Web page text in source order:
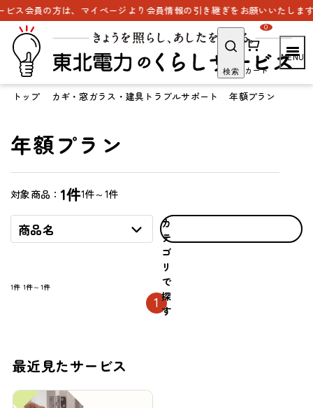
会員の方は、マイページより会員情報の引き継ぎをお願いいたします。
検索 カート
0
トップ カギ・窓ガラス・建具トラブルサポート 年額プラン
年額プラン
対象商品： 1件1件～1件
商品名
カ
テ
ゴ
リ
で
探
す
1件 1件～1件
1
最近見たサービス